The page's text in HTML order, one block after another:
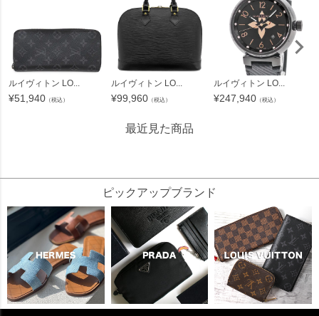
ルイヴィトン LO...
¥51,940 （税込）
ルイヴィトン LO...
¥99,960 （税込）
ルイヴィトン LO...
¥247,940 （税込）
最近見た商品
ピックアップブランド